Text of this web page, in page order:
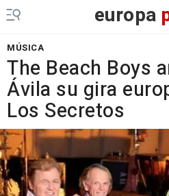
europa
MÚSICA
The Beach Boys
Ávila su gira
Los Secretos